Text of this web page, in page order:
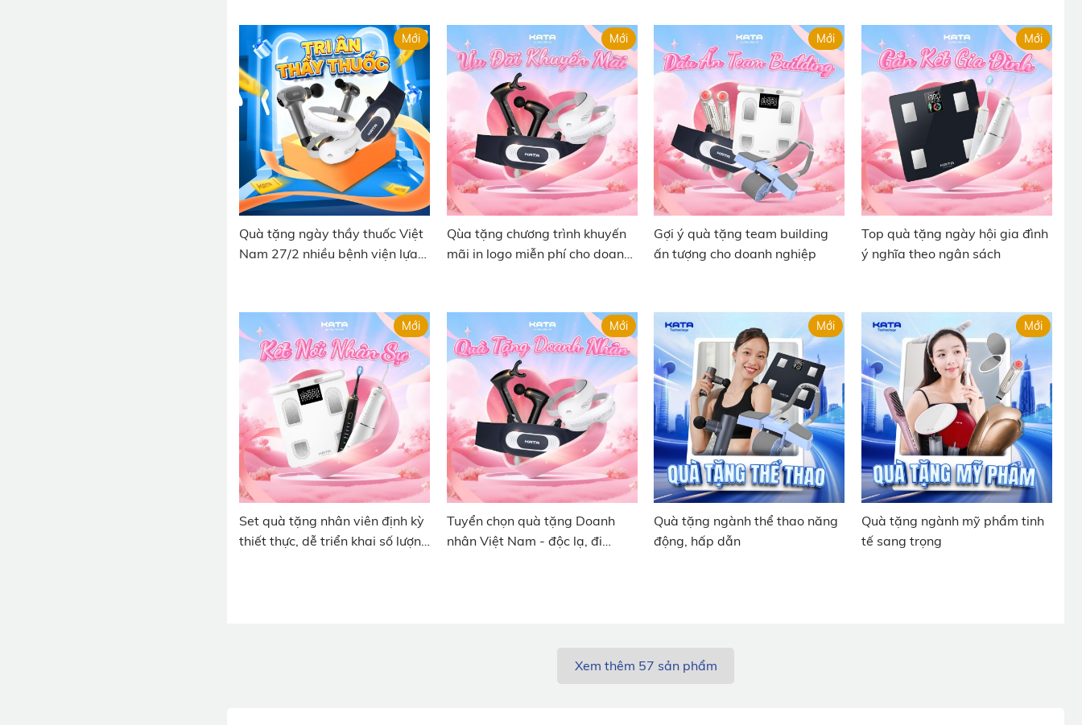
Quà tặng ngày thầy thuốc Việt
Nam 27/2 nhiều bệnh viện lựa
Mới
Qùa tặng chương trình khuyến
mãi in logo miễn phí cho doanh
Mới
​​​​​​​Gợi ý quà tặng team building
ấn tượng cho doanh nghiệp
Mới
Top quà tặng ngày hội gia đình
ý nghĩa theo ngân sách
Mới
Set quà tặng nhân viên định kỳ
thiết thực, dễ triển khai số lượng
Mới
Tuyển chọn quà tặng Doanh
nhân Việt Nam - độc lạ, đi
Mới
Quà tặng ngành thể thao năng
động, hấp dẫn
Mới
Quà tặng ngành mỹ phẩm tinh
tế sang trọng
Mới
Xem thêm 57 sản phẩm